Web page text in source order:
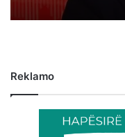
Reklamo